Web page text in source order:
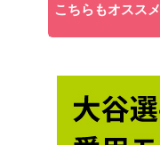
こちらもオスス